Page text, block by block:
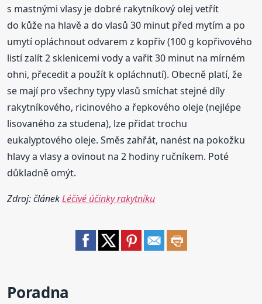
s mastnými vlasy je dobré rakytníkový olej vetřít
do kůže na hlavě a do vlasů 30 minut před mytím a po
umytí opláchnout odvarem z kopřiv (100 g kopřivového
listí zalít 2 sklenicemi vody a vařit 30 minut na mírném
ohni, přecedit a použít k opláchnutí). Obecně platí, že
se mají pro všechny typy vlasů smíchat stejné díly
rakytníkového, ricinového a řepkového oleje (nejlépe
lisovaného za studena), lze přidat trochu
eukalyptového oleje. Směs zahřát, nanést na pokožku
hlavy a vlasy a ovinout na 2 hodiny ručníkem. Poté
důkladně omýt.
Zdroj: článekLéčivé účinky rakytníku
Poradna